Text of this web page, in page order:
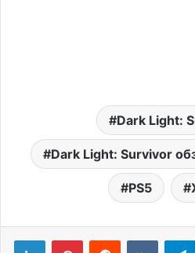
Dark Light:
Dark Light: Survivor
PS5